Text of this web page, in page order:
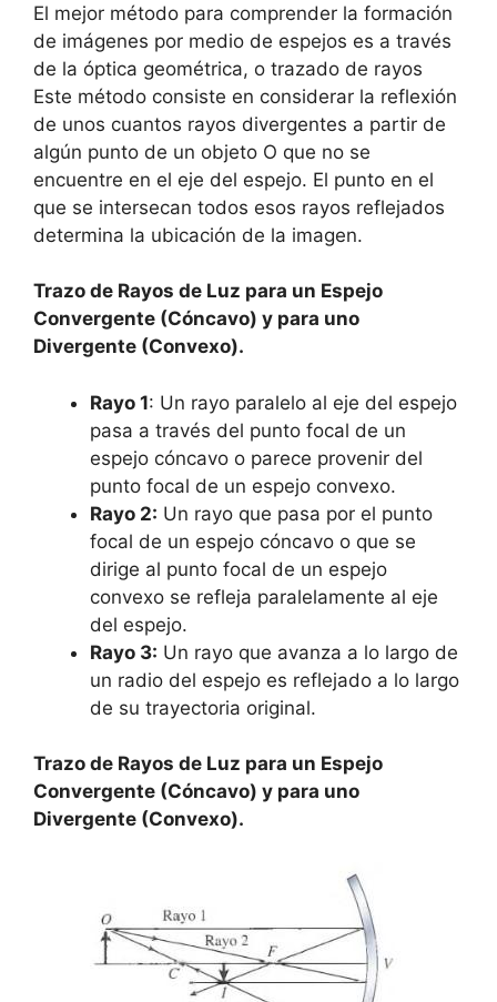
El mejor método para comprender la formación
de imágenes por medio de espejos es a través
de la óptica geométrica, o trazado de rayos
Este método consiste en considerar la reflexión
de unos cuantos rayos divergentes a partir de
algún punto de un objeto O que no se
encuentre en el eje del espejo. El punto en el
que se intersecan todos esos rayos reflejados
determina la ubicación de la imagen.
Trazo de Rayos de Luz para un Espejo
Convergente (Cóncavo) y para uno
Divergente (Convexo).
Rayo 1: Un rayo paralelo al eje del espejo
pasa a través del punto focal de un
espejo cóncavo o parece provenir del
punto focal de un espejo convexo.
Rayo 2: Un rayo que pasa por el punto
focal de un espejo cóncavo o que se
dirige al punto focal de un espejo
convexo se refleja paralelamente al eje
del espejo.
Rayo 3: Un rayo que avanza a lo largo de
un radio del espejo es reflejado a lo largo
de su trayectoria original.
Trazo de Rayos de Luz para un Espejo
Convergente (Cóncavo) y para uno
Divergente (Convexo).